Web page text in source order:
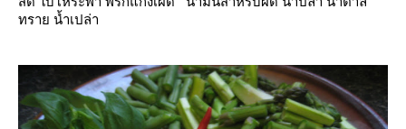
ทราย น้ำเปล่า